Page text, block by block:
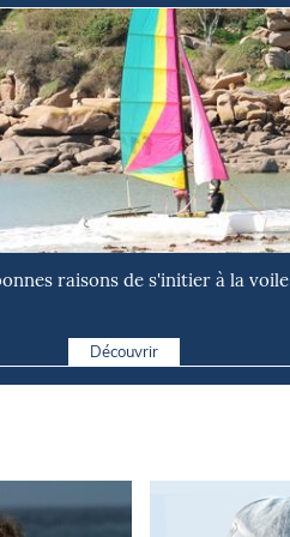
raisons de s'initier à la voile
Découvrir